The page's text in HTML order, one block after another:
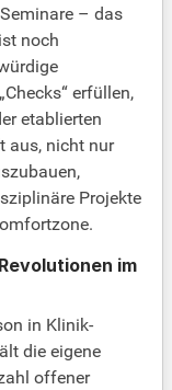
– das
noch
erfüllen,
etablierten
aus, nicht nur
Projekte
im
in Klinik-
die eigene
offener